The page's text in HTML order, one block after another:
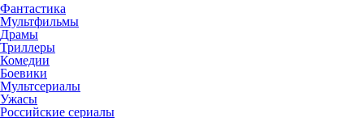
Фантастика
Мультфильмы
Драмы
Триллеры
Комедии
Боевики
Мультсериалы
Ужасы
Российские сериалы